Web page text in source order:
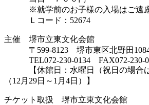
※就学前のお子様の入場はご遠慮
Ｌコード：52674
主催 堺市立東文化会館
〒599-8123 堺市東区北野田
TEL072-230-0134 FAX072-230-
【休館日：水曜日（祝日の場合は
（12月29日～1月4日）】
チケット取扱 堺市立東文化会館